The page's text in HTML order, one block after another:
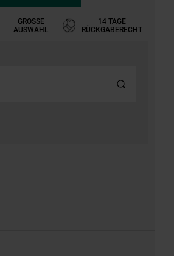
GROSSE A
USWAHL
14 TAGE
RÜCKGABERECHT